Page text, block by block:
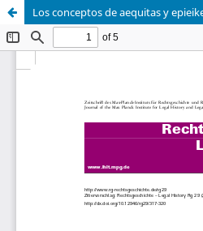
Los conceptos de aequitas y